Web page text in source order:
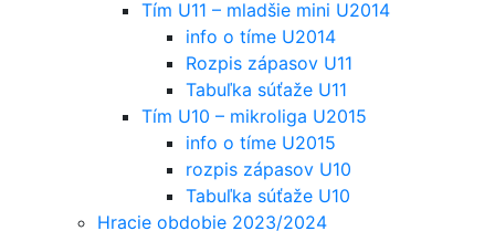
Tím U11 – mladšie mini U2014
info o tíme U2014
Rozpis zápasov U11
Tabuľka súťaže U11
Tím U10 – mikroliga U2015
info o tíme U2015
rozpis zápasov U10
Tabuľka súťaže U10
Hracie obdobie 2023/2024